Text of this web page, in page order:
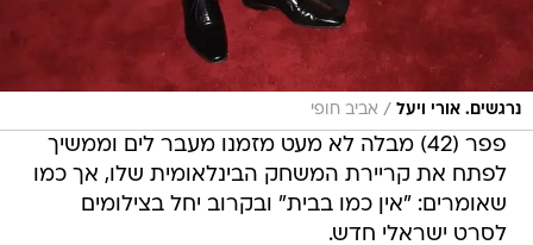
נרגשים. אורי ויעל / אביב חופי
פפר (42) מבלה לא מעט מזמנו מעבר לים וממשיך
לפתח את קריירת המשחק הבינלאומית שלו, אך כמו
שאומרים: "אין כמו בבית" ובקרוב יחל בצילומים
לסרט ישראלי חדש.